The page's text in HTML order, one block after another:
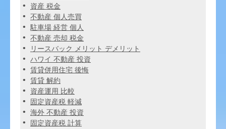
資産 税金
不動産 個人売買
駐車場 経営 個人
不動産 売却 税金
リースバック メリット デメリット
ハワイ 不動産 投資
賃貸併用住宅 後悔
賃貸 解約
資産運用 比較
固定資産税 軽減
海外 不動産 投資
固定資産税 計算